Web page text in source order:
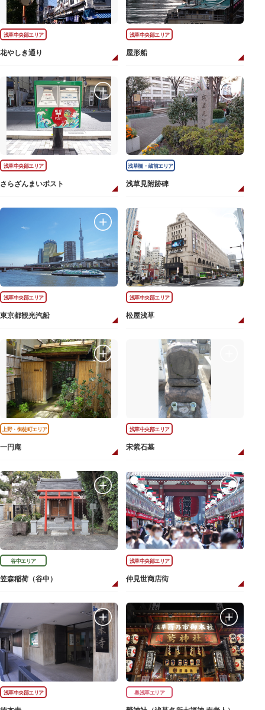
浅草中央部エリア
花やしき通り
浅草中央部エリア
屋形船
浅草中央部エリア
さらざんまいポスト
浅草橋・蔵前エリア
浅草見附跡碑
浅草中央部エリア
東京都観光汽船
浅草中央部エリア
松屋浅草
上野・御徒町エリア
一円庵
浅草中央部エリア
宋紫石墓
谷中エリア
笠森稲荷（谷中）
浅草中央部エリア
仲見世商店街
浅草中央部エリア 奥浅草エリア